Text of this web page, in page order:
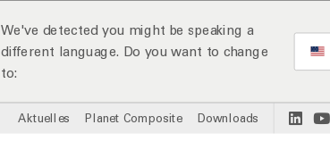
We've detected you might be speaking a
different language. Do you want to change
to:
Aktuelles Planet Composite Downloads